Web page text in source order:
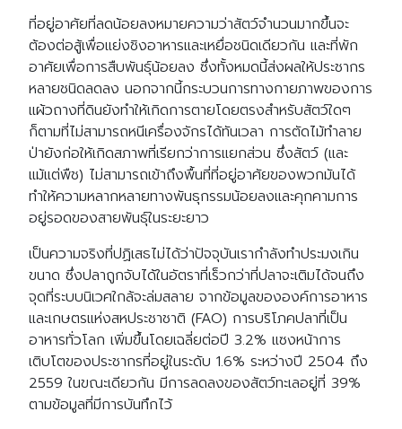
ที่อยู่อาศัยที่ลดน้อยลงหมายความว่าสัตว์จำนวนมากขึ้นจะ
ต้องต่อสู้เพื่อแย่งชิงอาหารและเหยื่อชนิดเดียวกัน และที่พัก
อาศัยเพื่อการสืบพันธุ์น้อยลง ซึ่งทั้งหมดนี้ส่งผลให้ประชากร
หลายชนิดลดลง นอกจากนี้กระบวนการทางกายภาพของการ
แผ้วถางที่ดินยังทำให้เกิดการตายโดยตรงสำหรับสัตว์ใดๆ
ก็ตามที่ไม่สามารถหนีเครื่องจักรได้ทันเวลา การตัดไม้ทำลาย
ป่ายังก่อให้เกิดสภาพที่เรียกว่าการแยกส่วน ซึ่งสัตว์ (และ
แม้แต่พืช) ไม่สามารถเข้าถึงพื้นที่ที่อยู่อาศัยของพวกมันได้
ทำให้ความหลากหลายทางพันธุกรรมน้อยลงและคุกคามการ
อยู่รอดของสายพันธุ์ในระยะยาว
เป็นความจริงที่ปฏิเสธไม่ได้ว่าปัจจุบันเรากำลังทำประมงเกิน
ขนาด ซึ่งปลาถูกจับได้ในอัตราที่เร็วกว่าที่ปลาจะเติมได้จนถึง
จุดที่ระบบนิเวศใกล้จะล่มสลาย จากข้อมูลขององค์การอาหาร
และเกษตรแห่งสหประชาชาติ (FAO) การบริโภคปลาที่เป็น
อาหารทั่วโลก เพิ่มขึ้นโดยเฉลี่ยต่อปี 3.2% แซงหน้าการ
เติบโตของประชากรที่อยู่ในระดับ 1.6% ระหว่างปี 2504 ถึง
2559 ในขณะเดียวกัน มีการลดลงของสัตว์ทะเลอยู่ที่ 39%
ตามข้อมูลที่มีการบันทึกไว้